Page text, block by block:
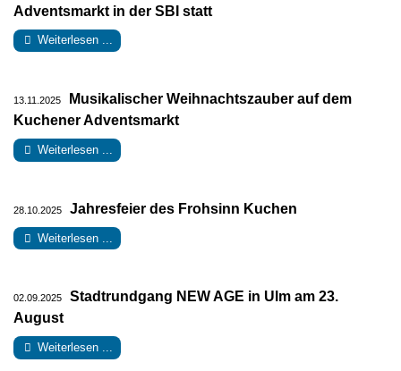
Adventsmarkt in der SBI statt
Weiterlesen ...
13.11.2025
Musikalischer Weihnachtszauber auf dem
Kuchener Adventsmarkt
Weiterlesen ...
28.10.2025 Jahresfeier des Frohsinn Kuchen
Weiterlesen ...
02.09.2025 Stadtrundgang NEW AGE in Ulm am 23.
August
Weiterlesen ...